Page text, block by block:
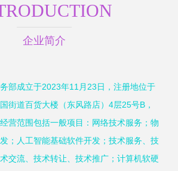
企业简介
部成立于2023年11月23日，注册地位于
街道百货大楼（东风路店）4层25号B，
营范围包括一般项目：网络技术服务；物
；人工智能基础软件开发；技术服务、技
交流、技术转让、技术推广；计算机软硬